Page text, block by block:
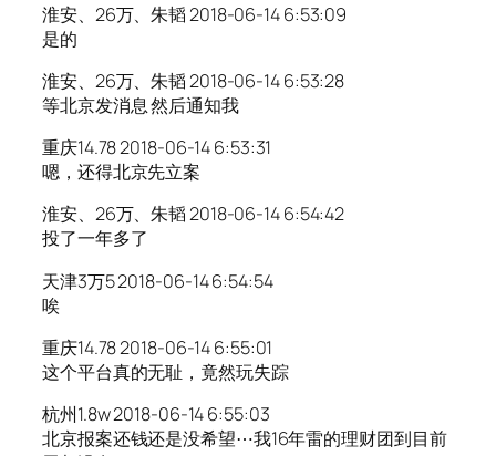
淮安、26万、朱韬 2018-06-14 6:53:09
是的
淮安、26万、朱韬 2018-06-14 6:53:28
等北京发消息 然后通知我
重庆14.78 2018-06-14 6:53:31
嗯，还得北京先立案
淮安、26万、朱韬 2018-06-14 6:54:42
投了一年多了
天津3万5 2018-06-14 6:54:54
唉
重庆14.78 2018-06-14 6:55:01
这个平台真的无耻，竟然玩失踪
杭州1.8w 2018-06-14 6:55:03
北京报案还钱还是没希望⋯我16年雷的理财团到目前